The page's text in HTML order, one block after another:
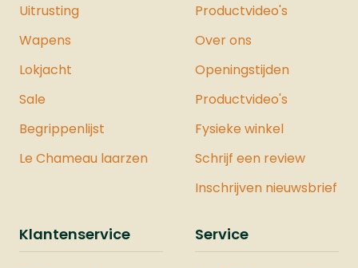
Uitrusting
Wapens
Lokjacht
Sale
Begrippenlijst
Le Chameau laarzen
Productvideo's
Over ons
Openingstijden
Productvideo's
Fysieke winkel
Schrijf een review
Inschrijven nieuwsbrief
Klantenservice Service